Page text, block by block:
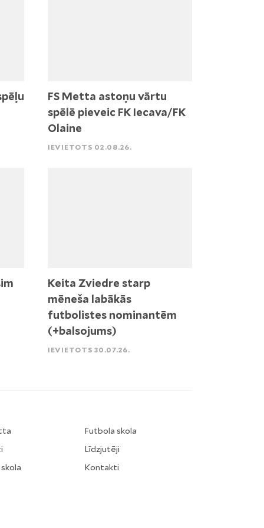
FS Metta astoņu vārtu
spēlē pieveic FK Iecava/FK
Olaine
IEVIETOTS 02.08.26.
Keita Zviedre starp
mēneša labākās
futbolistes nominantēm
(+balsojums)
IEVIETOTS 30.07.26.
Futbola skola
Līdzjutēji
Kontakti